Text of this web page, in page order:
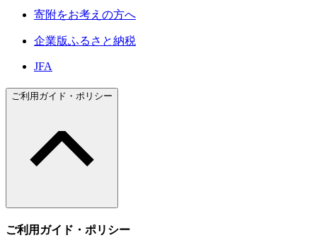
寄附をお考えの方へ
企業版ふるさと納税
JFA
ご利用ガイド・ポリシー
ご利用ガイド・ポリシー